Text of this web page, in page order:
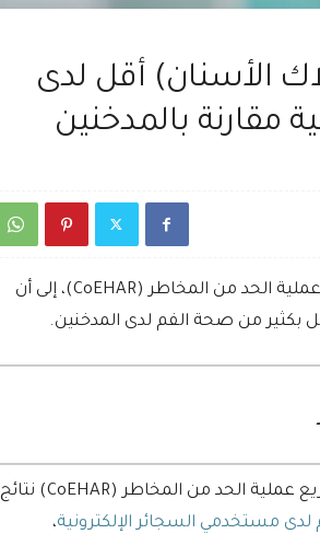
الأسنان) أقل لدى
مقارنة بالمدخنين
خلصت دراسة جديدة أجراها المركز العالمي لتسريع عملية الحد من المخاطر (CoEHAR)، إلى أن
بكثير من صحة الفم لدى المدخنين.
قبل أيام قليلة، نشر باحثون من المركز العالمي لتسريع عملية الحد من المخاطر (CoEHAR) نتائج
مستخدمي السجائر الإلكترونية،